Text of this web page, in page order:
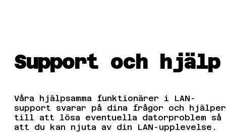
Support och hjälp
Våra hjälpsamma funktionärer i LAN-
support svarar på dina frågor och hjälper
till att lösa eventuella datorproblem så
att du kan njuta av din LAN-upplevelse.